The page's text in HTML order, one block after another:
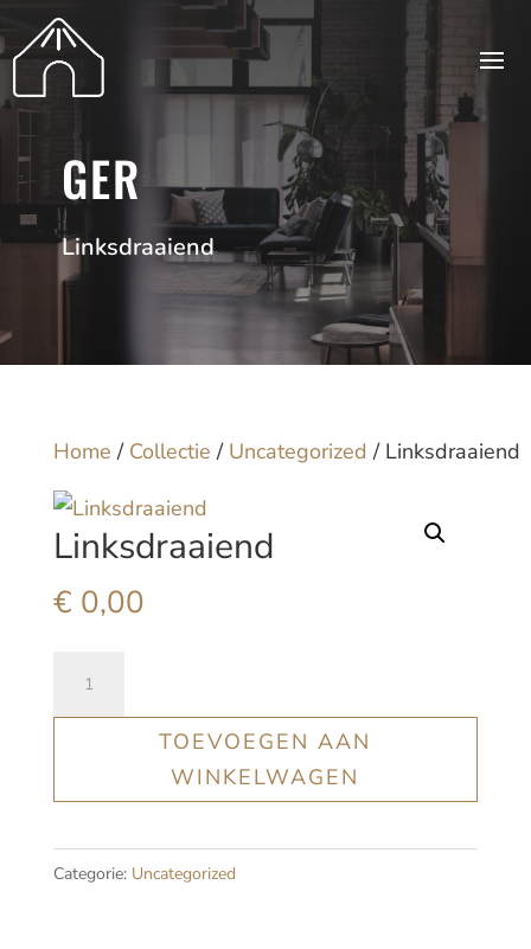
GER
Linksdraaiend
Home / Collectie / Uncategorized / Linksdraaiend
Linksdraaiend
€ 0,00
TOEVOEGEN AAN
WINKELWAGEN
Categorie: Uncategorized